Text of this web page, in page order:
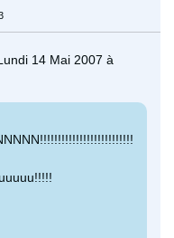
14 Mai 2007 à